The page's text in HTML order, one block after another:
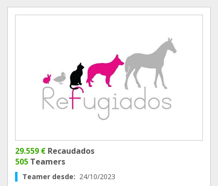
29.559 € Recaudados
505 Teamers
Teamer desde: 24/10/2023